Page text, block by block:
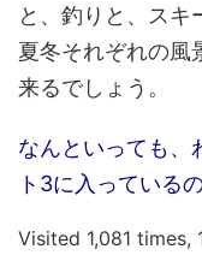
と、釣りと、スキ
夏冬それぞれの風
来るでしょう。
なんといっても、
ト3に入っている
Visited 1,081